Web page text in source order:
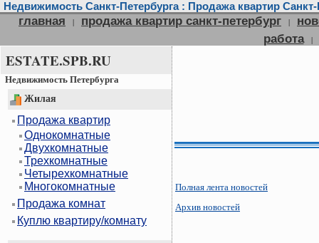
Недвижимость Санкт-Петербурга : Продажа квартир
главная | продажа квартир санкт-петербург |
работа
|
ESTATE.SPB.RU
Недвижимость Петербурга
Жилая
Продажа квартир
Однокомнатные
Двухкомнатные
Трехкомнатные
Четырехкомнатные
Многокомнатные
Продажа комнат
Куплю квартиру/комнату
Полная лента новостей
Архив новостей